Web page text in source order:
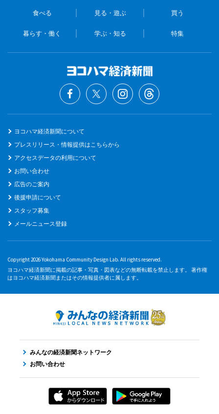
食べる 見る・遊ぶ 買う
暮らす・働く 学ぶ・知る 特集
ヨコハマ経済新聞について
プレスリリース・情報提供はこちらから
アクセスデータの利用について
お問い合わせ
広告のご案内
後援申請について
スタッフ募集
メールニュース登録
Copyright 2026 Yokohama Community Design Lab. All rights reserved.
ヨコハマ経済新聞に掲載の記事・写真・図表などの無断転載を禁止します。 著作権
はヨコハマ経済新聞またはその情報提供者に属します。
みんなの経済新聞ネットワーク
お問い合わせ